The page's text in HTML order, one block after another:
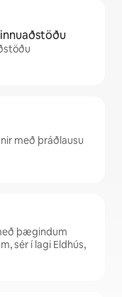
með þráðlausu
þægindum
sér í lagi Eldhús,